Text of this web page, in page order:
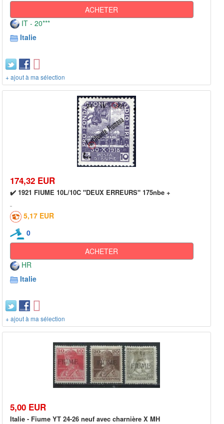
ACHETER
IT - 20***
Italie
+ ajout à ma sélection
174,32 EUR
✔️ 1921 FIUME 10L/10C "DEUX ERREURS" 175nbe +
5,17 EUR
0
ACHETER
HR
Italie
+ ajout à ma sélection
5,00 EUR
Italie - Fiume YT 24-26 neuf avec charnière X MH